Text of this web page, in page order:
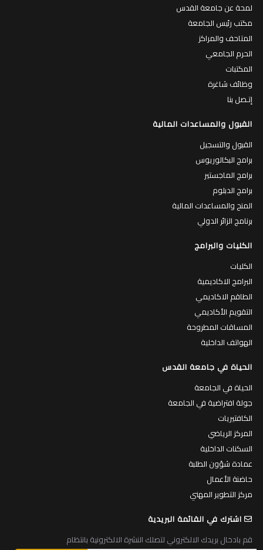
لمحة عن جامعة القدس
مكتب رئيس الجامعة
المتاحف والمراكز
الحرم الجامعي
المكتبات
وظائف شاغرة
إتـصل بنا
القبول والمساعدات المالية
القبول والتسجيل
برامج البكالوريوس
برامج الماجستير
برامج الدبلوم
المنح والمساعدات المالية
برنامج الزائر الدولي
الكليات والبرامج
الكليات
البرامج الاكاديمية
الطاقم الاكاديمي
التقويم الأكاديمي
المساقات المطروحة
الهواتف الداخلية
الحياة في جامعة القدس
الحياة في الجامعة
جولة افتراضية في الجامعة
الكافتيريات
المركز الرياضي
السكنات الداخلية
عمادة شؤون الطلبة
حاضنة الأعمال
مركز التطوير المهني
اشترك في القائمة البريدية
قم بادخال بريدك الالكتروني لتصلك النشرة الالكترونية بانتظام